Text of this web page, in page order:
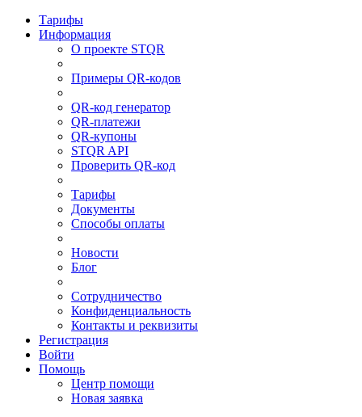
Тарифы
Информация
О проекте STQR
Примеры QR-кодов
QR-код генератор
QR-платежи
QR-купоны
STQR API
Проверить QR-код
Тарифы
Документы
Способы оплаты
Новости
Блог
Сотрудничество
Конфиденциальность
Контакты и реквизиты
Регистрация
Войти
Помощь
Центр помощи
Новая заявка